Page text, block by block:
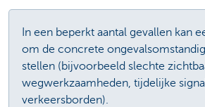
In een beperkt aantal gevallen kan
om de concrete
stellen (bijvoorbeeld slechte
wegwerkzaamheden, tijdelijke
verkeersborden).